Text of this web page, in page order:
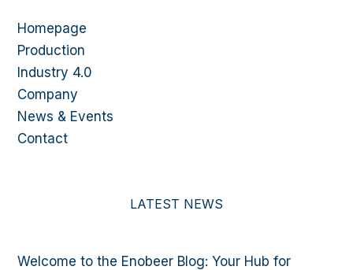
Homepage
Production
Industry 4.0
Company
News & Events
Contact
LATEST NEWS
Welcome to the Enobeer Blog: Your Hub for